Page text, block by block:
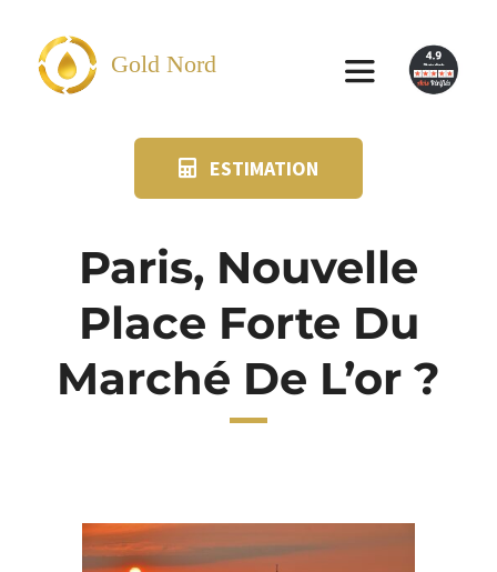
contenu
Gold Nord
Toggle
SUIVI KIT POSTAL
BLOG
CONTACT
ESTIMATION
Paris, Nouvelle
Place Forte Du
Marché De L’or ?